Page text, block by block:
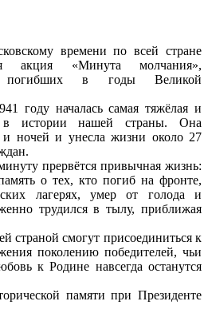
времени по всей стране
акция «Минута молчания»,
погибших в годы Великой
году началась самая тяжёлая и
в истории нашей страны. Она
и ночей и унесла жизни около 27
прервётся привычная жизнь:
о тех, кто погиб на фронте,
лагерях, умер от голода и
трудился в тылу, приближая
страной смогут присоединиться к
поколению победителей, чьи
к Родине навсегда останутся
памяти при Президенте